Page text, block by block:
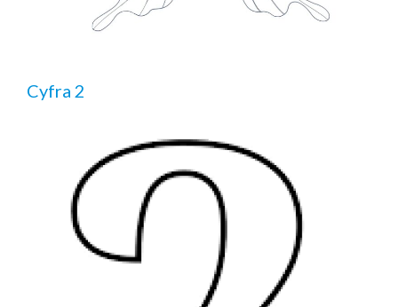
Cyfra 2